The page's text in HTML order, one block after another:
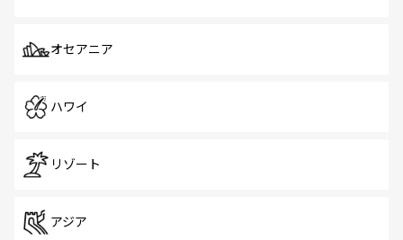
オセアニア
ハワイ
リゾート
アジア